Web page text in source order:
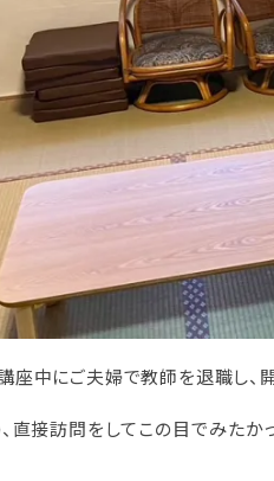
座中にご夫婦で教師を退職し、
直接訪問をしてこの目でみたか